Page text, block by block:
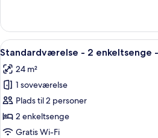
ryger
-
queensize-
ikke-
ryger
Indlæs
alle
billeder
af
Standardværelse
-
2
Et
5
Standardværelse - 2 enkeltsenge
24 m²
1 soveværelse
Plads til 2 personer
2 enkeltsenge
Gratis Wi-Fi